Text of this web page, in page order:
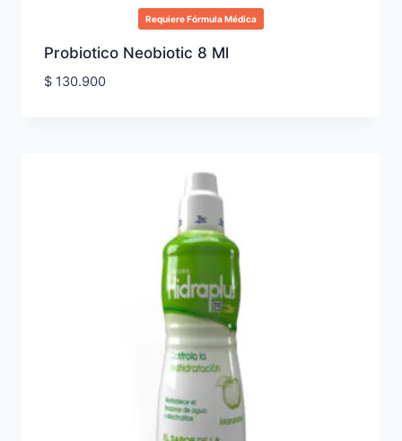
Requiere Fórmula Médica
Probiotico Neobiotic 8 Ml
$130.900